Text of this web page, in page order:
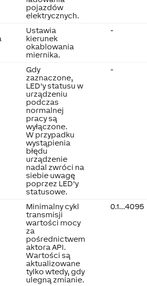
pojazdów
elektrycznych.
Ustawia
kierunek
okablowania
miernika.
-
Gdy
zaznaczone,
LED'y statusu w
urządzeniu
podczas
normalnej
pracy są
wyłączone.
W przypadku
wystąpienia
błędu
urządzenie
nadal zwróci na
siebie uwagę
poprzez LED'y
statusowe.
-
Minimalny cykl
transmisji
wartości mocy
za
pośrednictwem
aktora API.
Wartości są
aktualizowane
tylko wtedy, gdy
ulegną zmianie.
0.1...4095